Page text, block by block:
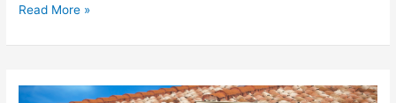
Read More »
Pemanfaatan